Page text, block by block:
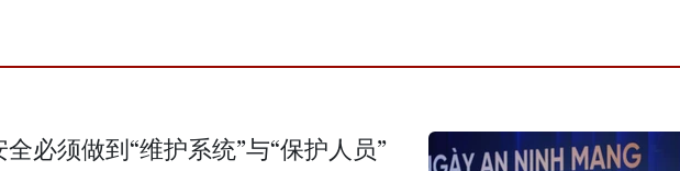
必须做到“维护系统”与“保护人员”